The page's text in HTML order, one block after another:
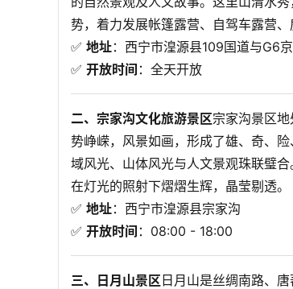
势，着力发展帐篷露营、自驾车露营
✅ 地址：西宁市湟源县109国道与G6
✅ 开放时间 ：全天开放
二、宗家沟文化旅游景区宗家沟景区
势峥嵘，风景如画，形成了雄、奇、
域风光、山体风光与人文景观珠联璧
在灯光的照射下熠熠生辉，晶莹剔透。
✅ 地址：西宁市湟源县宗家沟
✅ 开放时间 ：08:00 - 18:00
三、日月山景区日月山是丝绸南路、